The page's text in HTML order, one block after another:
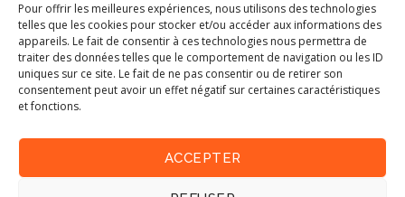
Pour offrir les meilleures expériences, nous utilisons des technologies
telles que les cookies pour stocker et/ou accéder aux informations des
appareils. Le fait de consentir à ces technologies nous permettra de
traiter des données telles que le comportement de navigation ou les ID
uniques sur ce site. Le fait de ne pas consentir ou de retirer son
consentement peut avoir un effet négatif sur certaines caractéristiques
et fonctions.
ACCEPTER
Politiques de Confidentialité
Politique de Cookies